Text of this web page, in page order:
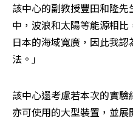
該中心的副教授豐田和隆
中，波浪和太陽等能源相比
日本的海域寬廣，因此我
法。」
該中心還考慮若本次的實
亦可使用的大型裝置，並展